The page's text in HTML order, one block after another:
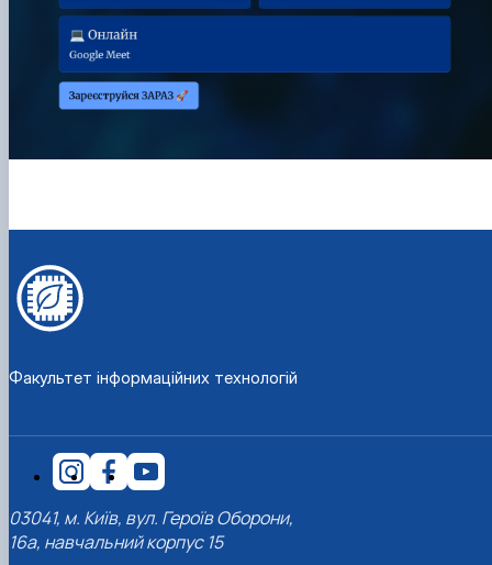
Факультет інформаційних технологій
03041, м. Київ, вул. Героїв Оборони,
16а, навчальний корпус 15